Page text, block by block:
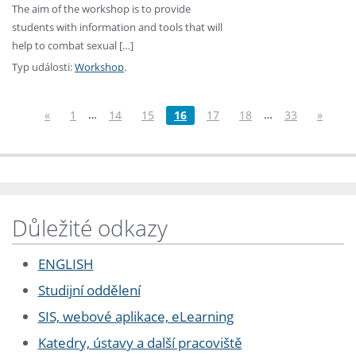
The aim of the workshop is to provide
students with information and tools that will
help to combat sexual […]
Typ události:Workshop.
« 1 … 14 15 16 17 18 … 33 »
Důležité odkazy
ENGLISH
Studijní oddělení
SIS, webové aplikace, eLearning
Katedry, ústavy a další pracoviště